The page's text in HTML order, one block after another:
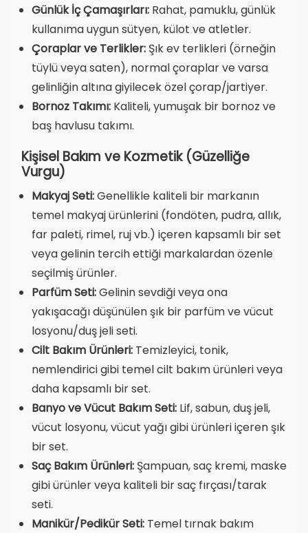
Günlük İç Çamaşırları: Rahat, pamuklu, günlük
kullanıma uygun sütyen, külot ve atletler.
Çoraplar ve Terlikler: Şık ev terlikleri (örneğin
tüylü veya saten), normal çoraplar ve varsa
gelinliğin altına giyilecek özel çorap/jartiyer.
Bornoz Takımı: Kaliteli, yumuşak bir bornoz ve
baş havlusu takımı.
Kişisel Bakım ve Kozmetik (Güzelliğe
Vurgu)
Makyaj Seti:Genellikle kaliteli bir markanın
temel makyaj ürünlerini (fondöten, pudra, allık,
far paleti, rimel, ruj vb.) içeren kapsamlı bir set
veya gelinin tercih ettiği markalardan özenle
seçilmiş ürünler.
Parfüm Seti:Gelinin sevdiği veya ona
yakışacağı düşünülen şık bir parfüm ve vücut
losyonu/duş jeli seti.
Cilt Bakım Ürünleri: Temizleyici, tonik,
nemlendirici gibi temel cilt bakım ürünleri veya
daha kapsamlı bir set.
Banyo ve Vücut Bakım Seti: Lif, sabun, duş jeli,
vücut losyonu, vücut yağı gibi ürünleri içeren şık
bir set.
Saç Bakım Ürünleri: Şampuan, saç kremi, maske
gibi ürünler veya kaliteli bir saç fırçası/tarak
seti.
Manikür/Pedikür Seti: Temel tırnak bakım